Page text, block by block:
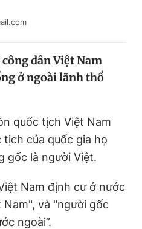
Tin 360
Bạn cần biết
Liên hệ quảng cáo
dân Việt Nam
ở ngoài lãnh thổ
quốc tịch Việt Nam
của quốc gia họ
gốc là người Việt.
Nam định cư ở nước
và "người gốc
ngoài”.